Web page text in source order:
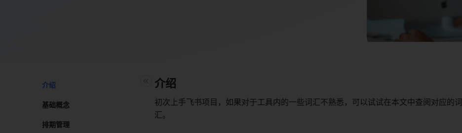
介绍​
基础概念​
排期管理​
介绍
初次上手飞书项目，如果对于工具内的一些词汇不熟悉，可以试试在本文中查阅对应的词
汇。